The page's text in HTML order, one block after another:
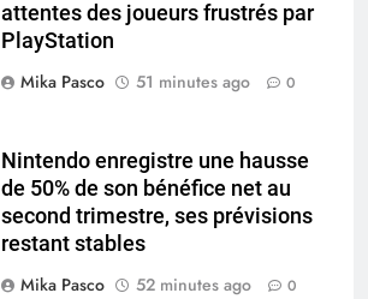
attentes des joueurs frustrés par
PlayStation
Mika Pasco
51 minutes ago 0
Nintendo enregistre une hausse
de 50% de son bénéfice net au
second trimestre, ses prévisions
restant stables
Mika Pasco
52 minutes ago 0